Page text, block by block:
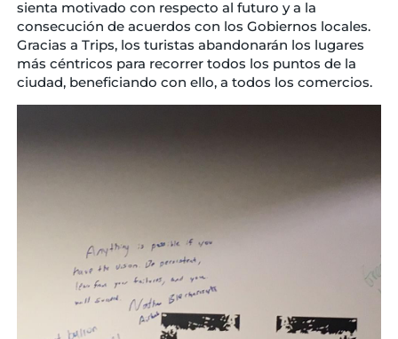
sienta motivado con respecto al futuro y a la
consecución de acuerdos con los Gobiernos locales.
Gracias a Trips, los turistas abandonarán los lugares
más céntricos para recorrer todos los puntos de la
ciudad, beneficiando con ello, a todos los comercios.